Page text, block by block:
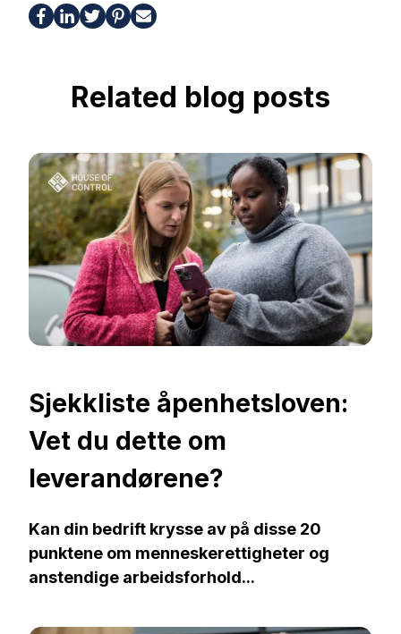
Related blog posts
Sjekkliste åpenhetsloven:
Vet du dette om
leverandørene?
Kan din bedrift krysse av på disse 20
punktene om menneskerettigheter og
anstendige arbeidsforhold...